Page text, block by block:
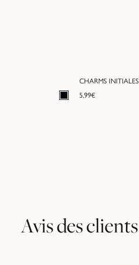
CHARMS INITIALES
5,99€
Avis des clients